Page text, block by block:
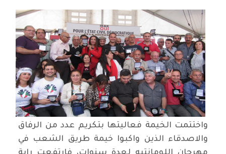
واختتمت الخيمة فعاليتها بتكريم عدد من الرفاق
والاصدقاء الذين واكبوا خيمة طريق الشعب في